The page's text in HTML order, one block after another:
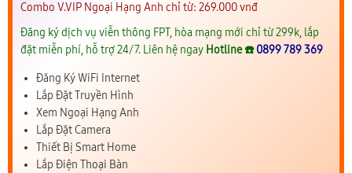
Combo V.VIP Ngoại Hạng Anh chỉ từ: 269.000 vnđ
Đăng ký dịch vụ viễn thông FPT, hòa mạng mới chỉ từ 299k, lắp
đặt miễn phí, hỗ trợ 24/7. Liên hệ ngay Hotline ☎️0899 789 369
Đăng Ký WiFi Internet
Lắp Đặt Truyền Hình
Xem Ngoại Hạng Anh
Lắp Đặt Camera
Thiết Bị Smart Home
Lắp Điện Thoại Bàn